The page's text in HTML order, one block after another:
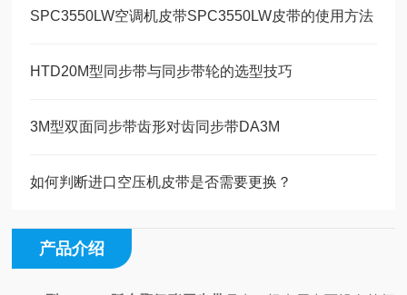
SPC3550LW空调机皮带SPC3550LW皮带的使用方法
HTD20M型同步带与同步带轮的选型技巧
3M型双面同步带齿形对齿同步带DA3M
如何判断进口空压机皮带是否需要更换？
产品介绍